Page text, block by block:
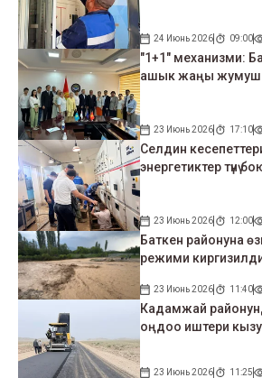
24 Июнь 2026 09:00
"1+1" механизми:
ашык жаңы жумуш
23 Июнь 2026 17:10
Селдин
энергетиктер түнү
23 Июнь 2026 12:00
Баткен районуна
режими
23 Июнь 2026 11:40
Кадамжай
оңдоо иштери кызуу
23 Июнь 2026 11:25